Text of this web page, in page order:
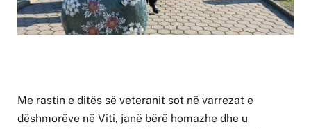
Me rastin e ditës së veteranit sot në varrezat e
dëshmorëve në Viti, janë bërë homazhe dhe u